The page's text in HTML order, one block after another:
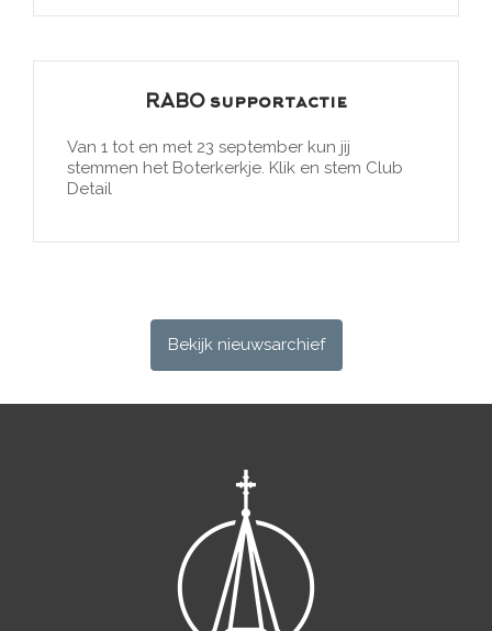
RABO supportactie
Van 1 tot en met 23 september kun jij
stemmen het Boterkerkje. Klik en stem Club
Detail
Bekijk nieuwsarchief